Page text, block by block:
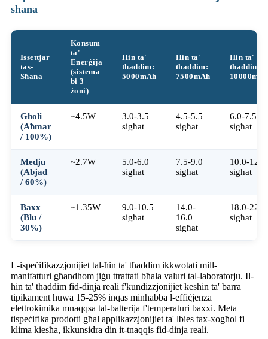
sħana
Issettjar
tas-
Sħana
Konsum
ta'
Enerġija
(sistema
bi 3
żoni)
Ħin ta'
tħaddim:
5000mAh
Ħin ta'
tħaddim:
7500mAh
Ħin ta'
tħaddim:
Għoli
(Aħmar
/ 100%)
~4.5W
3.0-3.5
sigħat
4.5-5.5
sigħat
6.0-7.5
sigħat
Medju
(Abjad
/ 60%)
~2.7W
5.0-6.0
sigħat
7.5-9.0
sigħat
10.0-12.0
sigħat
Baxx
(Blu /
30%)
~1.35W
9.0-10.5
sigħat
14.0-
16.0
sigħat
18.0-22.0
sigħat
L-ispeċifikazzjonijiet tal-ħin ta' tħaddim ikkwotati mill-
manifatturi għandhom jiġu ttrattati bħala valuri tal-laboratorju. Il-
ħin ta' tħaddim fid-dinja reali f'kundizzjonijiet kesħin ta' barra
tipikament huwa 15-25% inqas minħabba l-effiċjenza
elettrokimika mnaqqsa tal-batterija f'temperaturi baxxi. Meta
tispeċifika prodotti għal applikazzjonijiet ta' lbies tax-xogħol fi
klima kiesħa, ikkunsidra din it-tnaqqis fid-dinja reali.